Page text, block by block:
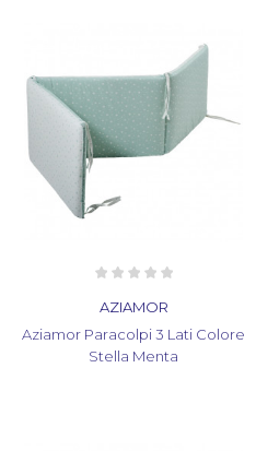
AZIAMOR
Aziamor Paracolpi 3 Lati Colore
Stella Menta